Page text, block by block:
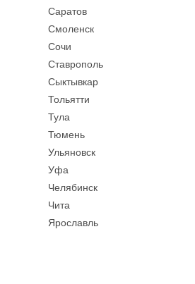
Саратов
Смоленск
Сочи
Ставрополь
Сыктывкар
Тольятти
Тула
Тюмень
Ульяновск
Уфа
Челябинск
Чита
Ярославль